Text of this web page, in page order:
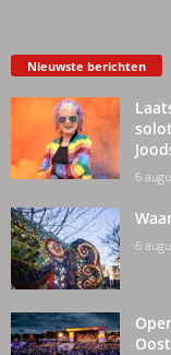
Nieuwste berichten
6
6